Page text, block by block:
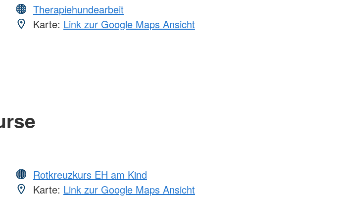
Therapiehundearbeit
Karte: Link zur Google Maps Ansicht
Rotkreuzkurs EH am Kind
Karte: Link zur Google Maps Ansicht